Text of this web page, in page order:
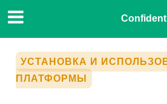
Confident
УСТАНОВКА И
ПЛАТФОРМЫ